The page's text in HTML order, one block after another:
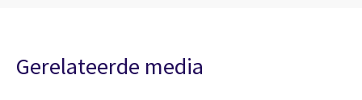
Gerelateerde media